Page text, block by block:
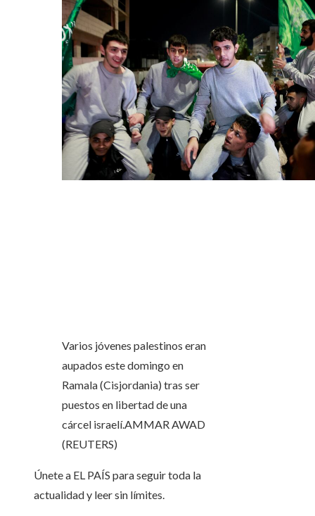
Varios jóvenes palestinos eran
aupados este domingo en
Ramala (Cisjordania) tras ser
puestos en libertad de una
cárcel israelí.AMMAR AWAD
(REUTERS)
Únete a EL PAÍS para seguir toda la
actualidad y leer sin límites.